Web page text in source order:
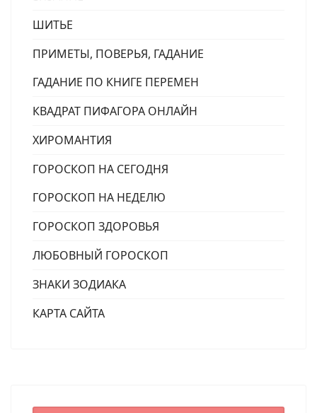
ШИТЬЕ
ПРИМЕТЫ, ПОВЕРЬЯ, ГАДАНИЕ
ГАДАНИЕ ПО КНИГЕ ПЕРЕМЕН
КВАДРАТ ПИФАГОРА ОНЛАЙН
ХИРОМАНТИЯ
ГОРОСКОП НА СЕГОДНЯ
ГОРОСКОП НА НЕДЕЛЮ
ГОРОСКОП ЗДОРОВЬЯ
ЛЮБОВНЫЙ ГОРОСКОП
ЗНАКИ ЗОДИАКА
КАРТА САЙТА